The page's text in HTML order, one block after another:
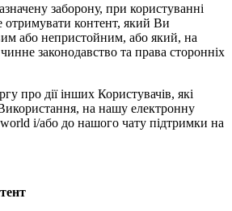
заборону, при користуванні
контент, який Ви
або непристойним, або який, на
законодавство та права сторонніх
про дії інших Користувачів, які
на нашу електронну
і/або до нашого чату підтримки на